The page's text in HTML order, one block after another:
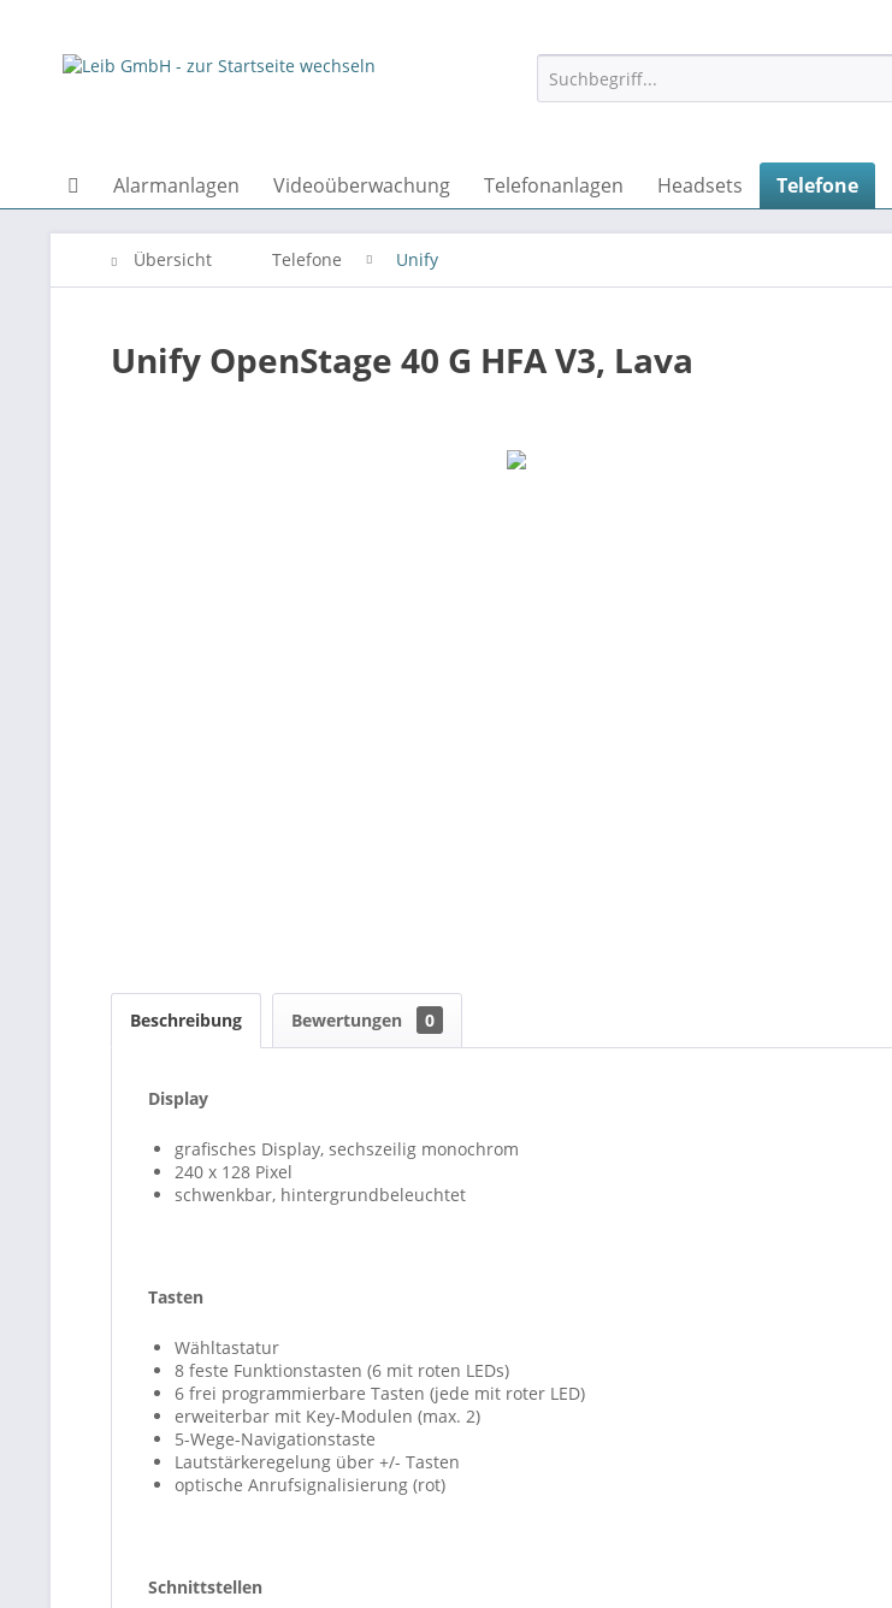
Alarmanlagen Videoüberwachung Telefonanlagen Headsets Telefone
Übersicht Telefone Unify
Unify OpenStage 40 G HFA V3, Lava
Beschreibung Bewertungen 0
Display
grafisches Display, sechszeilig monochrom
240 x 128 Pixel
schwenkbar, hintergrundbeleuchtet
Tasten
Wähltastatur
8 feste Funktionstasten (6 mit roten LEDs)
6 frei programmierbare Tasten (jede mit roter LED)
erweiterbar mit Key-Modulen (max. 2)
5-Wege-Navigationstaste
Lautstärkeregelung über +/- Tasten
optische Anrufsignalisierung (rot)
Schnittstellen